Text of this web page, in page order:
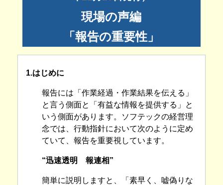
現場の声編
「報告の重要性」
1.はじめに
報告には「作業経過・作業結果を伝える」
と言う側面と「有益な情報を提供する」と
いう側面があります。ソフテックの経営理
念では、行動指針において次のように定め
ていて、報告を重要視しています。
“迅速透明 報連相”
簡単に説明しますと、「素早く、嘘偽りな